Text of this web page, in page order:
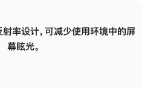
率设计，可减少使用环境中的屏
幕眩光。